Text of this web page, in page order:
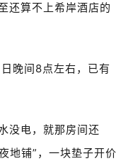
还算不上希岸酒店的
晚间8点左右，已有
没电，就那房间还
地铺”，一块垫子开价